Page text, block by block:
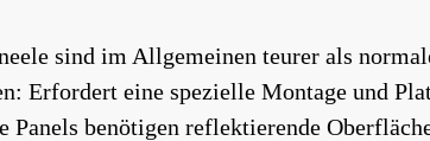
sind im Allgemeinen teurer als
Erfordert eine spezielle Montage und
Panels benötigen reflektierende